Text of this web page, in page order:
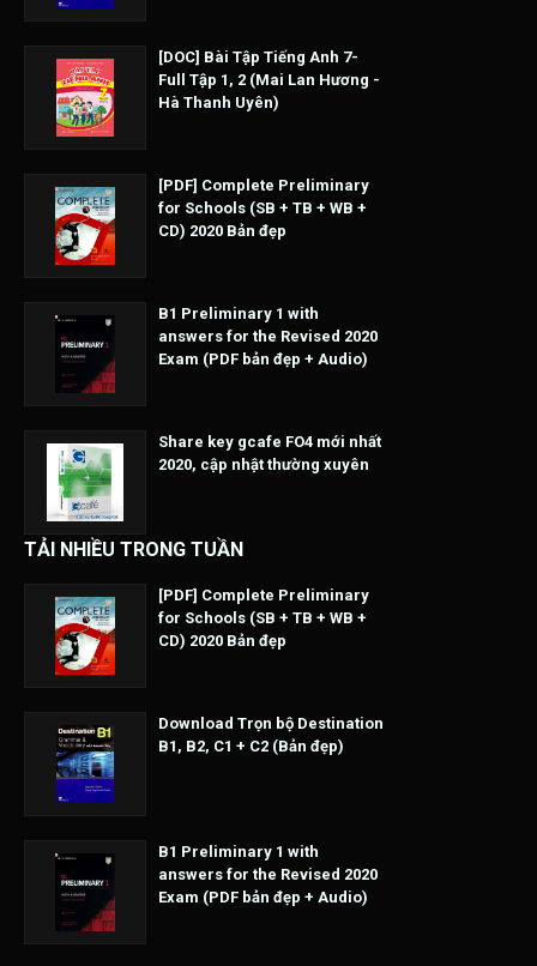
[DOC] Bài Tập Tiếng Anh 7-
Full Tập 1, 2 (Mai Lan Hương -
Hà Thanh Uyên)
[PDF] Complete Preliminary
for Schools (SB + TB + WB +
CD) 2020 Bản đẹp
B1 Preliminary 1 with
answers for the Revised 2020
Exam (PDF bản đẹp + Audio)
Share key gcafe FO4 mới nhất
2020, cập nhật thường xuyên
TẢI NHIỀU TRONG TUẦN
[PDF] Complete Preliminary
for Schools (SB + TB + WB +
CD) 2020 Bản đẹp
Download Trọn bộ Destination
B1, B2, C1 + C2 (Bản đẹp)
B1 Preliminary 1 with
answers for the Revised 2020
Exam (PDF bản đẹp + Audio)